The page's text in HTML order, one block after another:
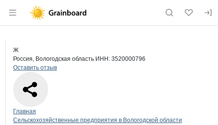
Раздел навигации по сайту
Страница компании
Страница компании
Краткая информация о компании
Ж
Россия, Вологодская область ИНН: 3520000796
Оставить отзыв
Навигация по сайту
Главная
Сельскохозяйственные предприятия в Вологодской области